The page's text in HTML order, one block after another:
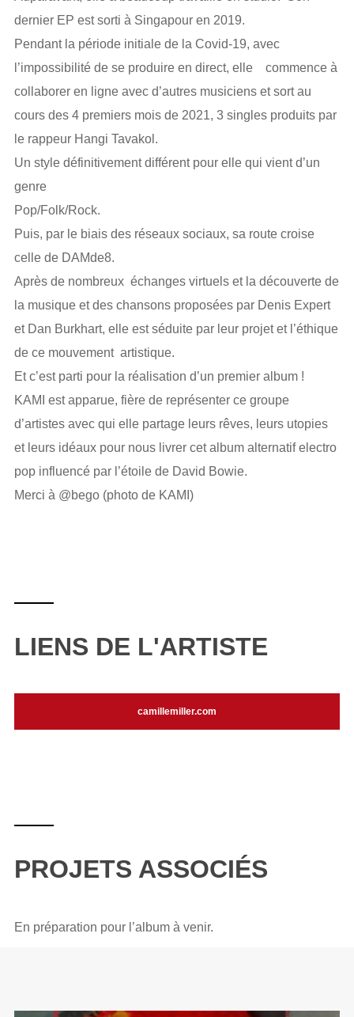
dernier EP est sorti à Singapour en 2019.
Pendant la période initiale de la Covid-19, avec
l’impossibilité de se produire en direct, elle commence à
collaborer en ligne avec d’autres musiciens et sort au
cours des 4 premiers mois de 2021, 3 singles produits par
le rappeur Hangi Tavakol.
Un style définitivement différent pour elle qui vient d’un
genre
Pop/Folk/Rock.
Puis, par le biais des réseaux sociaux, sa route croise
celle de DAMde8.
Après de nombreux échanges virtuels et la découverte de
la musique et des chansons proposées par Denis Expert
et Dan Burkhart, elle est séduite par leur projet et l’éthique
de ce mouvement artistique.
Et c’est parti pour la réalisation d’un premier album !
KAMI est apparue, fière de représenter ce groupe
d’artistes avec qui elle partage leurs rêves, leurs utopies
et leurs idéaux pour nous livrer cet album alternatif electro
pop influencé par l’étoile de David Bowie.
Merci à @bego (photo de KAMI)
LIENS DE L'ARTISTE
camillemiller.com
PROJETS ASSOCIÉS
En préparation pour l’album à venir.